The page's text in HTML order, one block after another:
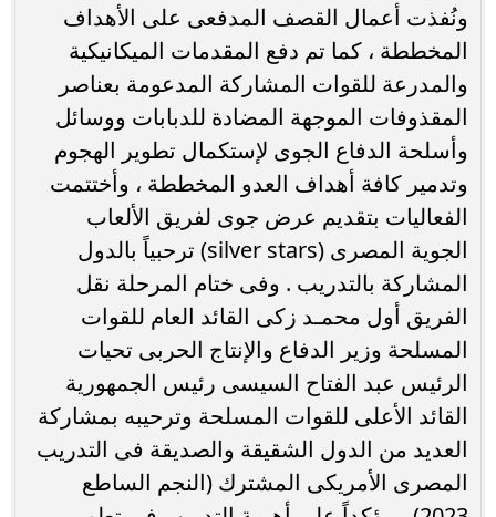
ونُفذت أعمال القصف المدفعى على الأهداف
المخططة ، كما تم دفع المقدمات الميكانيكية
والمدرعة للقوات المشاركة المدعومة بعناصر
المقذوفات الموجهة المضادة للدبابات ووسائل
وأسلحة الدفاع الجوى لإستكمال تطوير الهجوم
وتدمير كافة أهداف العدو المخططة ، وأختتمت
الفعاليات بتقديم عرض جوى لفريق الألعاب
الجوية المصرى (silver stars) ترحبياً بالدول
المشاركة بالتدريب . وفى ختام المرحلة نقل
الفريق أول محمـد زكى القائد العام للقوات
المسلحة وزير الدفاع والإنتاج الحربى تحيات
الرئيس عبد الفتاح السيسى رئيس الجمهورية
القائد الأعلى للقوات المسلحة وترحيبه بمشاركة
العديد من الدول الشقيقة والصديقة فى التدريب
المصرى الأمريكى المشترك (النجم الساطع